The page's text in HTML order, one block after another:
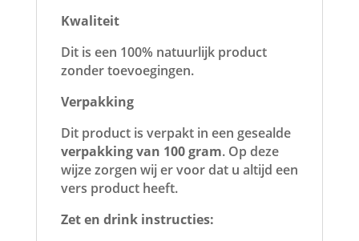
Kwaliteit
Dit is een 100% natuurlijk product
zonder toevoegingen.
Verpakking
Dit product is verpakt in een gesealde
verpakking van 100 gram. Op deze
wijze zorgen wij er voor dat u altijd een
vers product heeft.
Zet en drink instructies: